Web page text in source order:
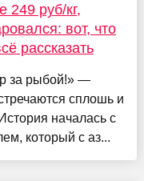
249 руб/кг,
вот, что
рассказать
за рыбой!» —
сплошь и
началась с
который с аз...